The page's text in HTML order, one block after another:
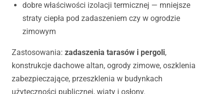
dobre właściwości izolacji termicznej — mniejsze
straty ciepła pod zadaszeniem czy w ogrodzie
zimowym
Zastosowania: zadaszenia tarasów i pergoli,
konstrukcje dachowe altan, ogrody zimowe, oszklenia
zabezpieczające, przeszklenia w budynkach
użyteczności publicznej, wiaty i osłony.